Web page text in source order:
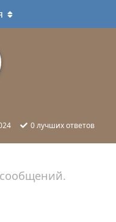
0лучших ответов
сообщений.